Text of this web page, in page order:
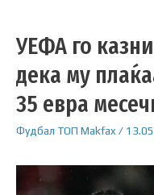
УЕФА го
дека му
35 евра
Фудбал ТОП Makfax /